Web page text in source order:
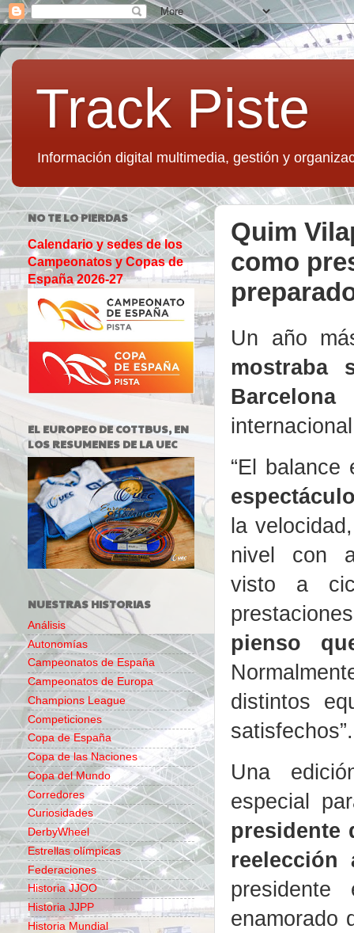
Track Piste
Información digital multimedia, gestión y
Quim
como
Un año
mostraba
“El
la
nivel con
visto a
pienso
distintos
satisfechos”.
Una
especial
presidente
reelección
enamorado
NO TE LO PIERDAS
Calendario y sedes de los
Campeonatos y Copas de
España 2026-27
EL EUROPEO DE COTTBUS, EN
LOS RESUMENES DE LA UEC
NUESTRAS HISTORIAS
Análisis
Autonomías
Campeonatos de España
Campeonatos de Europa
Champions League
Competiciones
Copa de España
Copa de las Naciones
Copa del Mundo
Corredores
Curiosidades
DerbyWheel
Estrellas olímpicas
Federaciones
Historia JJOO
Historia JJPP
Historia Mundial